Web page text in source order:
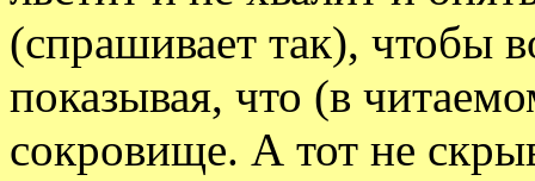
(спрашивает так), чтобы
показывая, что (в
сокровище. А тот не